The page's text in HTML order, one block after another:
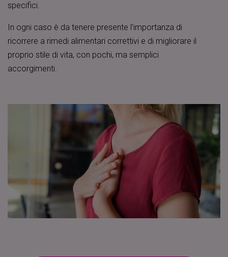
specifici.
In ogni caso è da tenere presente l’importanza di
ricorrere a rimedi alimentari correttivi e di migliorare il
proprio stile di vita, con pochi, ma semplici
accorgimenti.